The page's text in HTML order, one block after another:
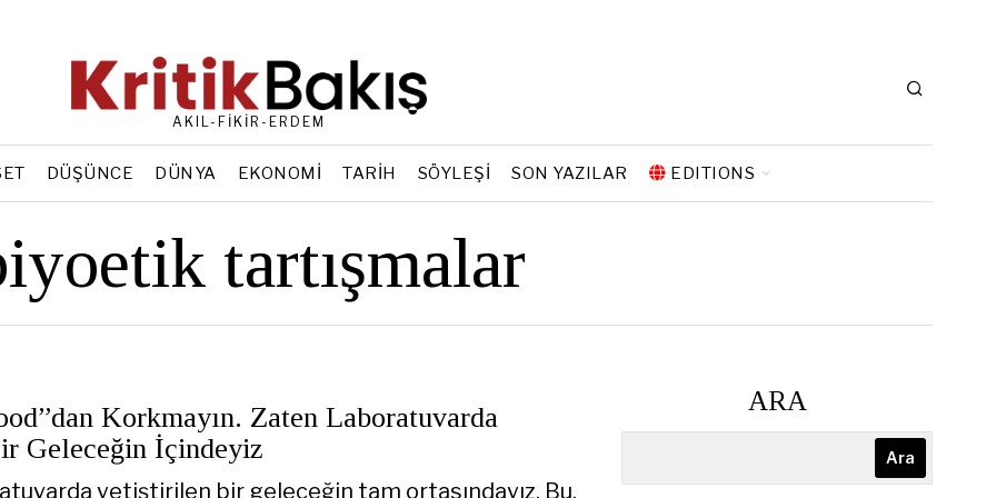
AKIL-FİKİR-ERDEM
DÜŞÜNCE DÜNYA EKONOMI TARIH SÖYLEŞI SON YAZILAR EDITIONS
tartışmalar
Korkmayın. Zaten Laboratuvarda
Geleceğin İçindeyiz
yetiştirilen bir geleceğin tam ortasındayız. Bu,
ARA
Ara